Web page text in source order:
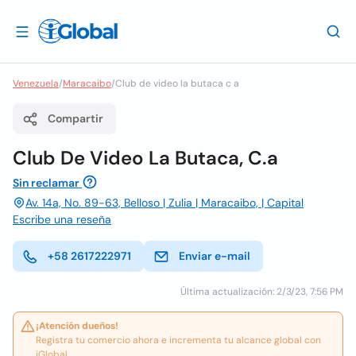
Venezuela/Maracaibo/Club de video la butaca c a
Compartir
Club De Video La Butaca, C.a
Sin reclamar
Av. 14a, No. 89-63, Belloso | Zulia | Maracaibo, | Capital
Escribe una reseña
+58 2617222971 Enviar e-mail
Última actualización: 2/3/23, 7:56 PM
¡Atención dueños!
Registra tu comercio ahora e incrementa tu alcance global con